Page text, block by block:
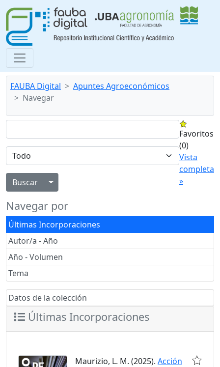
FAUBA Digital
Apuntes Agroeconómicos
Navegar
Alternar menú desplegable
Favoritos
(0)
Vista
completa
»
Navegar por
Últimas Incorporaciones
Autor/a - Año
Año - Volumen
Tema
Datos de la colección
Últimas Incorporaciones
Maurizio, L. M. (2025). Acción